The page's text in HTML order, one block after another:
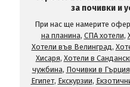
за почивки и
При нас ще намерите
на планина, СПА хотели,
Хотели във Велинград,
Хисаря, Хотели в
чужбина, Почивки в Гърция
Египет, Екскурзии,